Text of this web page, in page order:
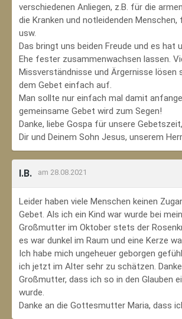
verschiedenen Anliegen, z.B. für die
die Kranken und notleidenden Menschen,
usw.
Das bringt uns beiden Freude und es hat
Ehe fester zusammenwachsen lassen.
Missverständnisse und Ärgernisse lösen
dem Gebet einfach auf.
Man sollte nur einfach mal damit
gemeinsame Gebet wird zum Segen!
Danke, liebe Gospa für unsere
Dir und Deinem Sohn Jesus, unserem
I.B. am 28.08.2021
Leider haben viele Menschen keinen
Gebet. Als ich ein Kind war wurde bei
Großmutter im Oktober stets der
es war dunkel im Raum und eine Kerze
Ich habe mich ungeheuer geborgen
ich jetzt im Alter sehr zu schätzen.
Großmutter, dass ich so in den Glauben
wurde.
Danke an die Gottesmutter Maria, dass